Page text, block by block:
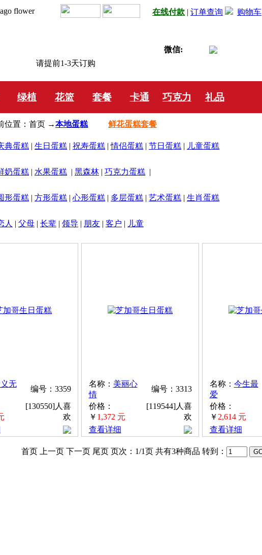
flower
在线付款 | 订单查询 购物车
请提前1-3天订购
微信:
绿植 花篮 套餐 卡通 巧克力 礼品
置：首页 →本地蛋糕
鲜花蛋糕套餐
典蛋糕 | 生日蛋糕 | 祝寿蛋糕 |情侣蛋糕 | 节日蛋糕 | 儿童蛋糕
奶蛋糕 | 水果蛋糕 | 黑森林 | 巧克力蛋糕 |
形蛋糕 | 方形蛋糕 | 心形蛋糕 | 多层蛋糕 | 艺术蛋糕 | 生肖蛋糕
人 | 父母 | 长辈 | 领导 | 朋友 | 客户 | 儿童
无
编号：3359
[130550]人喜
欢
名称： 美丽心
情
编号：3313
价格：
￥ 1,372 元
[119544]人喜
欢
查看详细
名称： 今生最
爱
价格：
￥ 2,614 元
查看详细
首页 上一页 下一页 尾页页次： 1/1页 共有3种商品 转到：